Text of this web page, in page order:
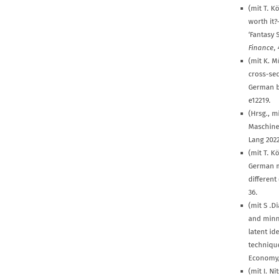
(mit T.
worth
‘Fantasy
Finance,
(mit K.
German
e12219.
(Hrsg.,
Lang
(mit T.
German
different
36.
(mit S
and
latent
(mit I.